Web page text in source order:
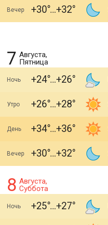
Вечер +30 +32
7 Августа,
Пятница
Ночь +24 +26
Утро +26 +28
День +34 +36
Вечер +30 +32
8 Августа,
Суббота
Ночь +25 +27